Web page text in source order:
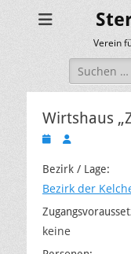
Verein
Suchen
nach:
Wirtshaus
Veröffentlicht
Autor
Bezirk / Lage:
Bezirk der
keine